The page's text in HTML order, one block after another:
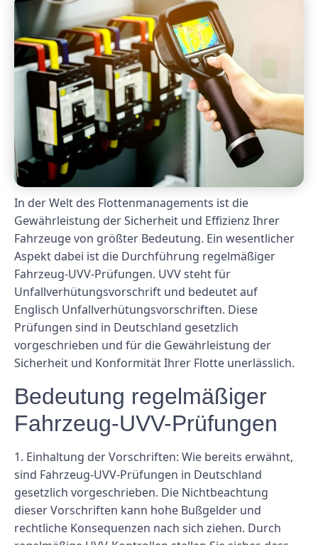
In der Welt des Flottenmanagements ist die
Gewährleistung der Sicherheit und Effizienz Ihrer
Fahrzeuge von größter Bedeutung. Ein wesentlicher
Aspekt dabei ist die Durchführung regelmäßiger
Fahrzeug-UVV-Prüfungen. UVV steht für
Unfallverhütungsvorschrift und bedeutet auf
Englisch Unfallverhütungsvorschriften. Diese
Prüfungen sind in Deutschland gesetzlich
vorgeschrieben und für die Gewährleistung der
Sicherheit und Konformität Ihrer Flotte unerlässlich.
Bedeutung regelmäßiger
Fahrzeug-UVV-Prüfungen
1. Einhaltung der Vorschriften: Wie bereits erwähnt,
sind Fahrzeug-UVV-Prüfungen in Deutschland
gesetzlich vorgeschrieben. Die Nichtbeachtung
dieser Vorschriften kann hohe Bußgelder und
rechtliche Konsequenzen nach sich ziehen. Durch